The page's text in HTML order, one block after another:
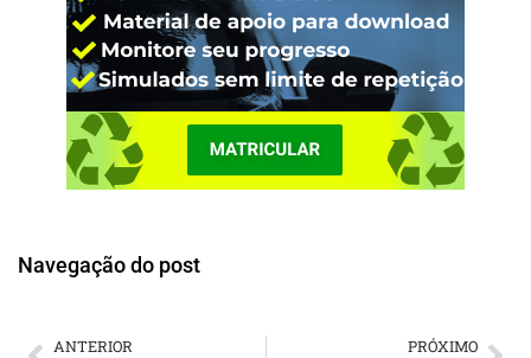
Navegação do post
ANTERIOR PRÓXIMO